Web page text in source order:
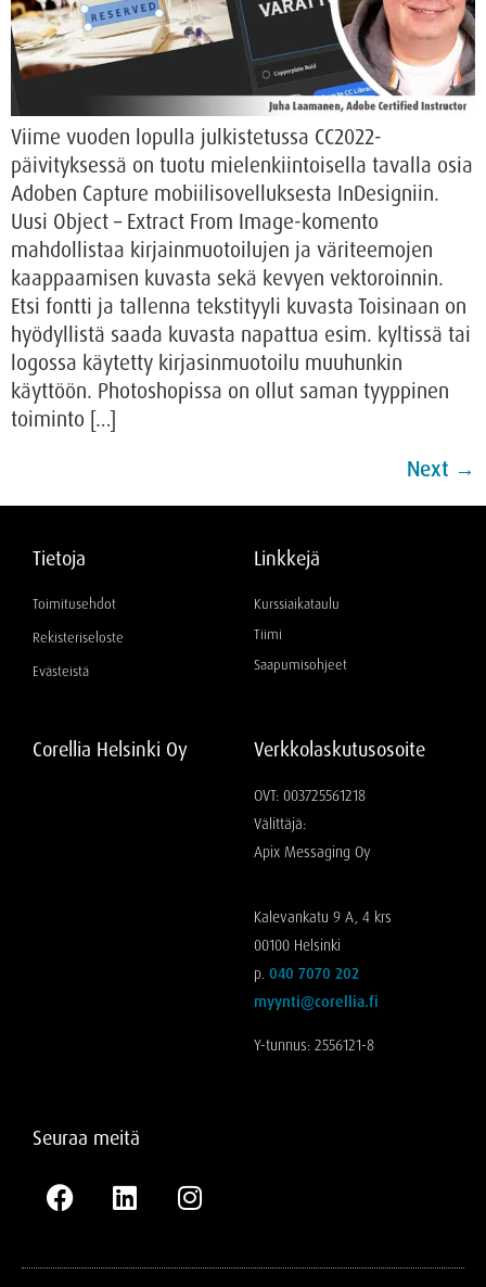
Viime vuoden lopulla julkistetussa CC2022-
päivityksessä on tuotu mielenkiintoisella tavalla osia
Adoben Capture mobiilisovelluksesta InDesigniin.
Uusi Object – Extract From Image-komento
mahdollistaa kirjainmuotoilujen ja väriteemojen
kaappaamisen kuvasta sekä kevyen vektoroinnin.
Etsi fontti ja tallenna tekstityyli kuvasta Toisinaan on
hyödyllistä saada kuvasta napattua esim. kyltissä tai
logossa käytetty kirjasinmuotoilu muuhunkin
käyttöön. Photoshopissa on ollut saman tyyppinen
toiminto […]
Next →
Tietoja
Toimitusehdot
Rekisteriseloste
Evästeistä
Linkkejä
Kurssiaikataulu
Tiimi
Saapumisohjeet
Corellia Helsinki Oy Verkkolaskutusosoite
OVT: 003725561218
Välittäjä:
Apix Messaging Oy
Kalevankatu 9 A, 4 krs
00100 Helsinki
p. 040 7070 202
myynti@corellia.fi
Y-tunnus: 2556121-8
Seuraa meitä